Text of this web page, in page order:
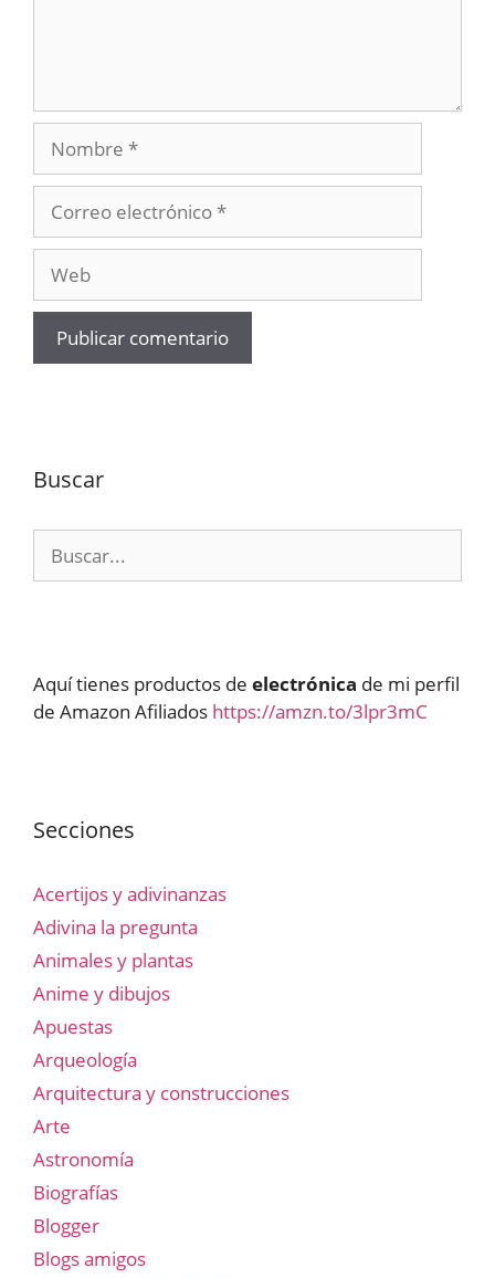
Nombre
electrónico
Buscar
Aquí tienes productos de electrónica de mi perfil
de Amazon Afiliados https://amzn.to/3lpr3mC
Secciones
Acertijos y adivinanzas
Adivina la pregunta
Animales y plantas
Anime y dibujos
Apuestas
Arqueología
Arquitectura y construcciones
Arte
Astronomía
Biografías
Blogger
Blogs amigos